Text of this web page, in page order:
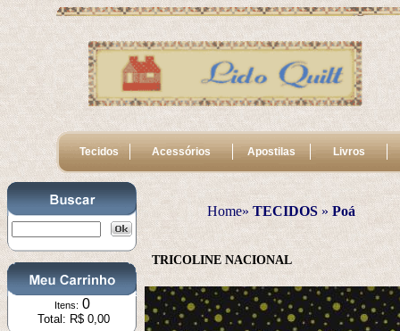
Tecidos Acessórios Apostilas Livros
Itens: 0
Total: R$ 0,00
Home» TECIDOS » Poá
TRICOLINE NACIONAL